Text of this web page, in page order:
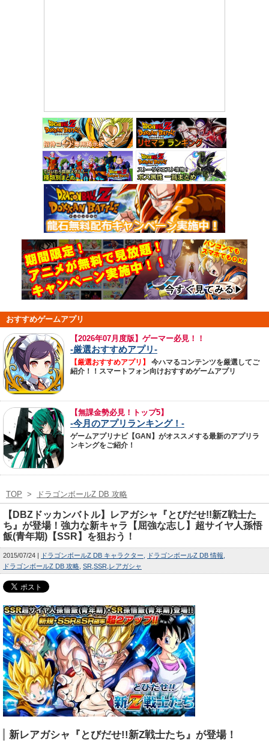
おすすめゲームアプリ
【2026年07月度版】ゲーマー必見！！
-厳選おすすめアプリ-
【厳選おすすめアプリ】
今ハマるコンテンツを厳選してご
紹介！！スマートフォン向けおすすめゲームアプリ
【無課金勢必見！トップ5】
-今月のアプリランキング！-
ゲームアプリナビ【GAN】がオススメする最新のアプリラ
ンキングをご紹介！
TOP > ドラゴンボールZ DB 攻略
【DBZドッカンバトル】レアガシャ『とびだせ!!新Z戦士た
ち』が登場！強力な新キャラ【屈強な志し】超サイヤ人孫悟
飯(青年期)【SSR】を狙おう！
2015/07/24 ドラゴンボールZ DB キャラクター
ドラゴンボールZ DB 情報
ドラゴンボールZ DB 攻略 SR SSR レアガシャ
新レアガシャ『とびだせ!!新Z戦士たち』が登場！